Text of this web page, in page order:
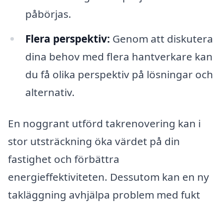
påbörjas.
Flera perspektiv: Genom att diskutera
dina behov med flera hantverkare kan
du få olika perspektiv på lösningar och
alternativ.
En noggrant utförd takrenovering kan i
stor utsträckning öka värdet på din
fastighet och förbättra
energieffektiviteten. Dessutom kan en ny
takläggning avhjälpa problem med fukt